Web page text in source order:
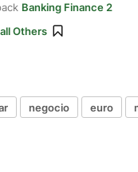
Banking Finance 2
Others
negocio euro